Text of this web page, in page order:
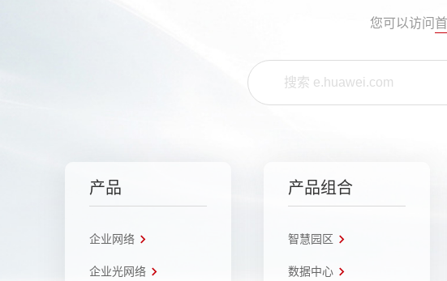
您可以访问
产品
企业网络
企业光网络
产品组合
智慧园区
数据中心